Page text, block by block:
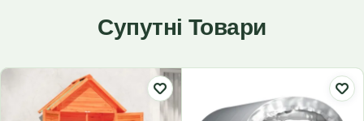
Супутні Товари